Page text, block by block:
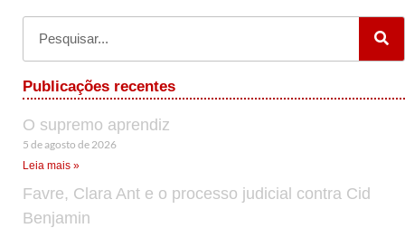
Publicações recentes
O supremo aprendiz
5 de agosto de 2026
Leia mais »
Favre, Clara Ant e o processo judicial contra Cid
Benjamin